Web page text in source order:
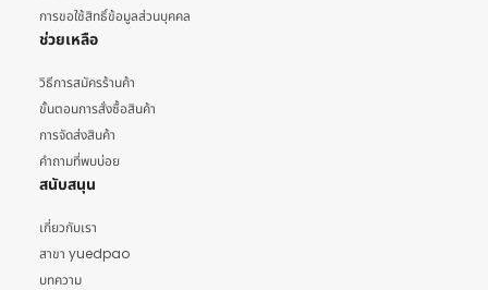
การขอใช้สิทธิ์ข้อมูลส่วนบุคคล
ช่วยเหลือ
วิธีการสมัครร้านค้า
ขั้นตอนการสั่งซื้อสินค้า
การจัดส่งสินค้า
คำถามที่พบบ่อย
สนับสนุน
เกี่ยวกับเรา
สาขา yuedpao
บทความ